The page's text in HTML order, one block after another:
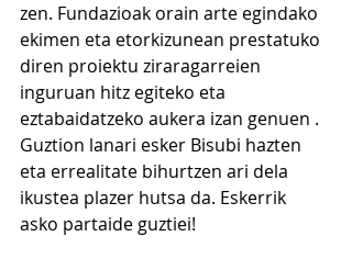
zen. Fundazioak orain arte egindako
ekimen eta etorkizunean prestatuko
diren proiektu ziraragarreien
inguruan hitz egiteko eta
eztabaidatzeko aukera izan genuen .
Guztion lanari esker Bisubi hazten
eta errealitate bihurtzen ari dela
ikustea plazer hutsa da. Eskerrik
asko partaide guztiei!